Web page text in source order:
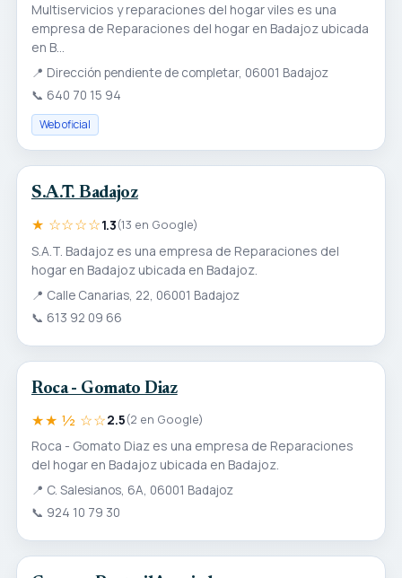
Multiservicios y reparaciones del hogar viles es una
empresa de Reparaciones del hogar en Badajoz ubicada
en B...
📍 Dirección pendiente de completar, 06001 Badajoz
📞 640 70 15 94
Web oficial
S.A.T. Badajoz
★ ☆☆☆☆1.3(13 en Google)
S.A.T. Badajoz es una empresa de Reparaciones del
hogar en Badajoz ubicada en Badajoz.
📍 Calle Canarias, 22, 06001 Badajoz
📞 613 92 09 66
Roca - Gomato Diaz
★★ ½ ☆☆2.5(2 en Google)
Roca - Gomato Diaz es una empresa de Reparaciones
del hogar en Badajoz ubicada en Badajoz.
📍 C. Salesianos, 6A, 06001 Badajoz
📞 924 10 79 30